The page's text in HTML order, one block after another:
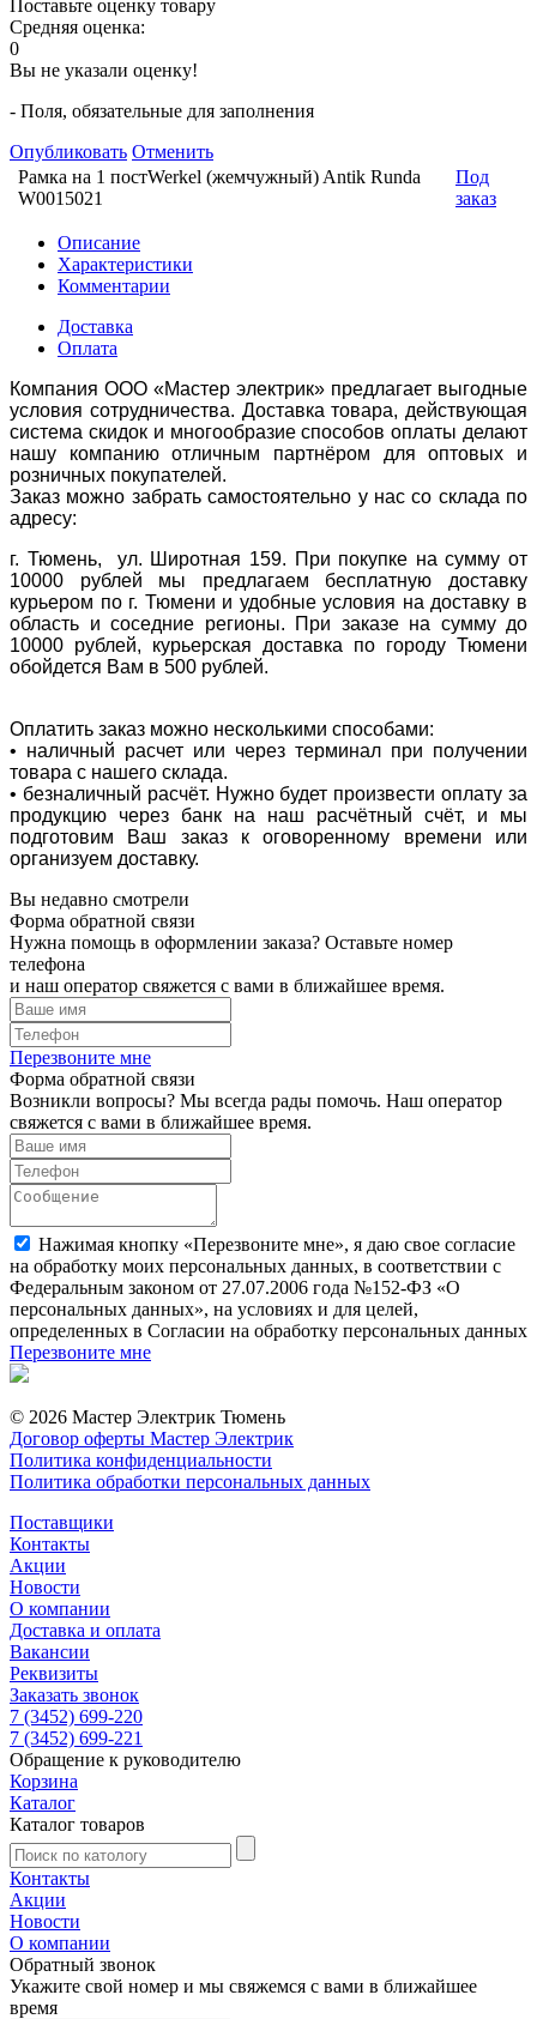
Поставьте оценку товару
Средняя оценка:
0
Вы не указали оценку!
- Поля, обязательные для заполнения
Опубликовать Отменить
Рамка на 1 постWerkel (жемчужный) Antik Runda
W0015021
Под
заказ
Описание
Характеристики
Комментарии
Доставка
Оплата
Компания ООО «Мастер электрик» предлагает выгодные
условия сотрудничества. Доставка товара, действующая
система скидок и многообразие способов оплаты делают
нашу компанию отличным партнёром для оптовых и
розничных покупателей.
Заказ можно забрать самостоятельно у нас со склада по
адресу:
г. Тюмень, ул. Широтная 159. При покупке на сумму от
10000 рублей мы предлагаем бесплатную доставку
курьером по г. Тюмени и удобные условия на доставку в
область и соседние регионы. При заказе на сумму до
10000 рублей, курьерская доставка по городу Тюмени
обойдется Вам в 500 рублей.
Оплатить заказ можно несколькими способами:
• наличный расчет или через терминал при получении
товара с нашего склада.
• безналичный расчёт. Нужно будет произвести оплату за
продукцию через банк на наш расчётный счёт, и мы
подготовим Ваш заказ к оговоренному времени или
организуем доставку.
Вы недавно смотрели
Форма обратной связи
Нужна помощь в оформлении заказа? Оставьте номер
телефона
и наш оператор свяжется с вами в ближайшее время.
Перезвоните мне
Форма обратной связи
Возникли вопросы? Мы всегда рады помочь. Наш оператор
свяжется с вами в ближайшее время.
Нажимая кнопку «Перезвоните мне», я даю свое согласие
на обработку моих персональных данных, в соответствии с
Федеральным законом от 27.07.2006 года №152-ФЗ «О
персональных данных», на условиях и для целей,
определенных в Согласии на обработку персональных данных
Перезвоните мне
© 2026 Мастер Электрик Тюмень
Договор оферты Мастер Электрик
Политика конфиденциальности
Политика обработки персональных данных
Поставщики
Контакты
Акции
Новости
О компании
Доставка и оплата
Вакансии
Реквизиты
Заказать звонок
7 (3452) 699-220
7 (3452) 699-221
Обращение к руководителю
Корзина
Каталог
Каталог товаров
Контакты
Акции
Новости
О компании
Обратный звонок
Укажите свой номер и мы свяжемся с вами в ближайшее
время